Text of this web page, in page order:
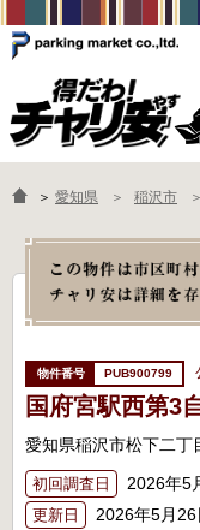
物件一覧
よくあるご質問
＞ 愛知県 稲沢市
PUB900799
国府宮駅西第3
愛知県稲沢市松下二丁
初回調査日 2026年5
更新日 2026年5月26